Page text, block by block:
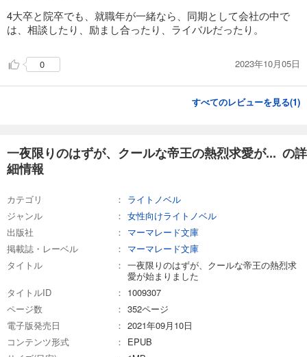
4大卒と院卒でも、就職年が一緒なら、同期として会社の中で
は、相談したり、励まし合ったり、ライバルだったり。
0 2023年10月05日
すべてのレビューを見る(1)
一夜限りのはずが、クールな帝王の熱烈求愛が... の詳
細情報
カテゴリ
ライトノベル
ジャンル
女性向けライトノベル
出版社
マーマレード文庫
掲載誌・レーベル
マーマレード文庫
タイトル
一夜限りのはずが、クールな帝王の熱烈求
愛が始まりました
タイトルID
1009307
ページ数
352ページ
電子版発売日
2021年09月10日
コンテンツ形式
EPUB